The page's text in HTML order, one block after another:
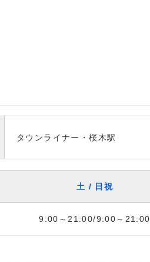
タウンライナー・桜木駅
土 / 日祝
9:00～21:00/9:00～21:00